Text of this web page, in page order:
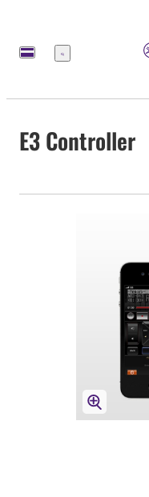
Menu
E3 Controller